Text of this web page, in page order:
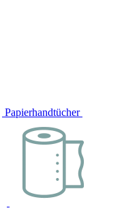
Papierhandtücher